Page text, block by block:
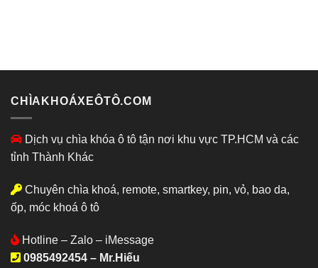
CHÌAKHOÁXEÔTÔ.COM
Dịch vụ chìa khóa ô tô tận nơi khu vực TP.HCM và các
tỉnh Thành Khác
Chuyên chìa khoá, remote, smartkey, pin, vỏ, bao da,
ốp, móc khoá ô tô
Hotline – Zalo – iMessage
0985492454 – Mr.Hiếu